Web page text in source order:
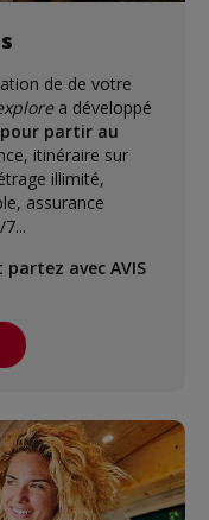
de de votre
a développé
pour partir au
itinéraire sur
illimité,
assurance
avec AVIS